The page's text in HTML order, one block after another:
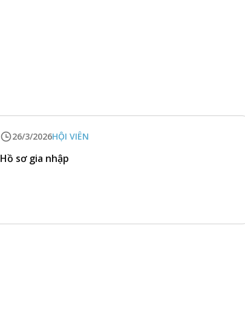
26/3/2026HỘI VIÊN
Hồ sơ gia nhập